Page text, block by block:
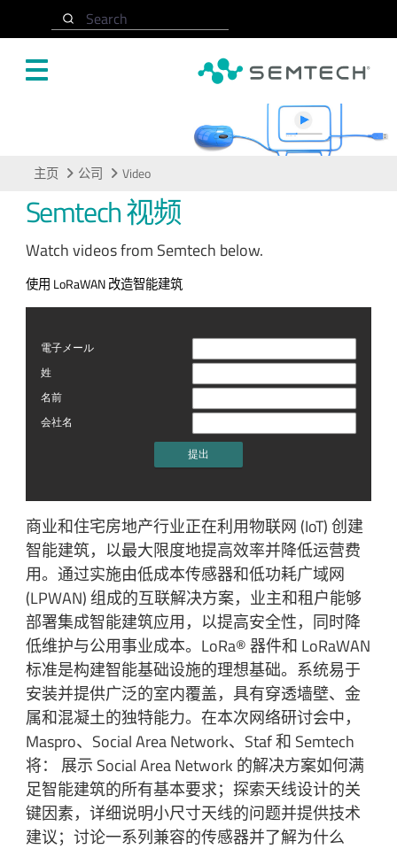
Search
主页 公司 Video
Semtech 视频
Watch videos from Semtech below.
使用 LoRaWAN 改造智能建筑
商业和住宅房地产行业正在利用物联网 (IoT) 创建
智能建筑，以最大限度地提高效率并降低运营费
用。通过实施由低成本传感器和低功耗广域网
(LPWAN) 组成的互联解决方案，业主和租户能够
部署集成智能建筑应用，以提高安全性，同时降
低维护与公用事业成本。LoRa® 器件和 LoRaWAN
标准是构建智能基础设施的理想基础。系统易于
安装并提供广泛的室内覆盖，具有穿透墙壁、金
属和混凝土的独特能力。在本次网络研讨会中，
Maspro、Social Area Network、Staf 和 Semtech
将： 展示 Social Area Network 的解决方案如何满
足智能建筑的所有基本要求；探索天线设计的关
键因素，详细说明小尺寸天线的问题并提供技术
建议；讨论一系列兼容的传感器并了解为什么